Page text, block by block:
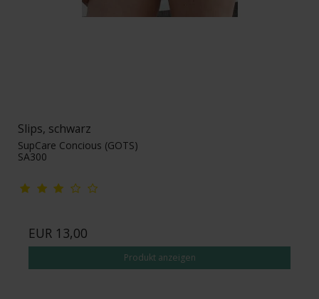
Slips, schwarz
SupCare Concious (GOTS)
SA300
EUR 13,00
Produkt anzeigen